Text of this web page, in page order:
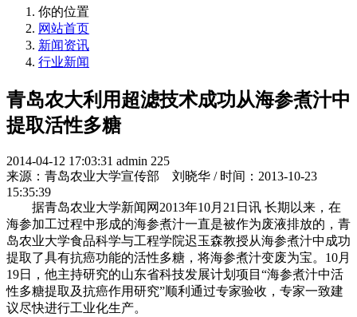
你的位置
网站首页
新闻资讯
行业新闻
青岛农大利用超滤技术成功从海参煮汁中
提取活性多糖
2014-04-12 17:03:31 admin 225
来源：青岛农业大学宣传部 刘晓华 / 时间：2013-10-23
15:35:39
据青岛农业大学新闻网2013年10月21日讯 长期以来，在
海参加工过程中形成的海参煮汁一直是被作为废液排放的，青
岛农业大学食品科学与工程学院迟玉森教授从海参煮汁中成功
提取了具有抗癌功能的活性多糖，将海参煮汁变废为宝。10月
19日，他主持研究的山东省科技发展计划项目“海参煮汁中活
性多糖提取及抗癌作用研究”顺利通过专家验收，专家一致建
议尽快进行工业化生产。